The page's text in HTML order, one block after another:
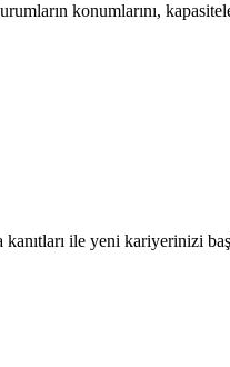
konumlarını,
ile yeni kariyerinizi